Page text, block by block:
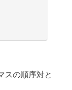
スの順序対と